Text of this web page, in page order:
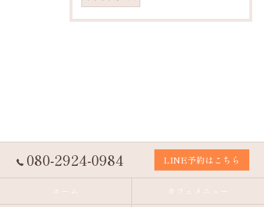
080-2924-0984 LINE予約はこちら
ホーム カフェメニュー